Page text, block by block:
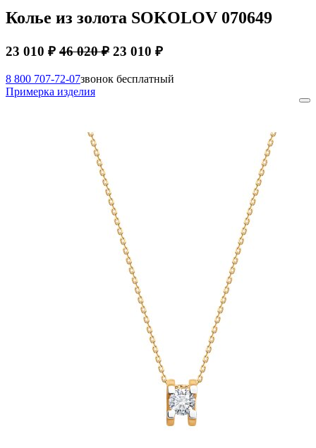
Колье из золота SOKOLOV 070649
23 010 ₽ 46 020 ₽ 23 010 ₽
8 800 707-72-07звонок бесплатный
Примерка изделия